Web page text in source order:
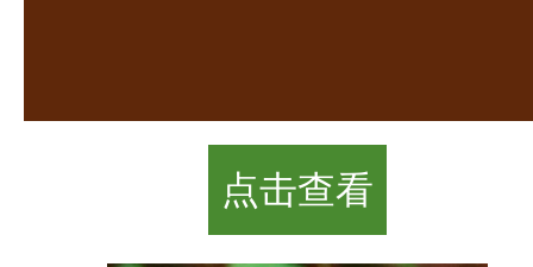
点击查看